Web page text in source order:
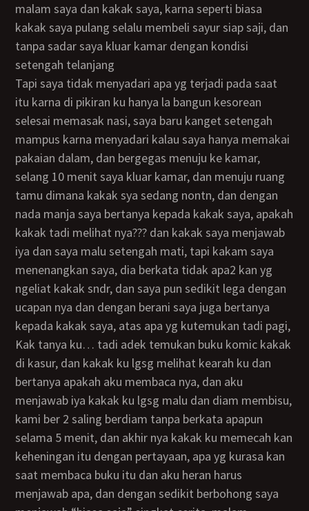
malam saya dan kakak saya, karna seperti biasa
kakak saya pulang selalu membeli sayur siap saji, dan
tanpa sadar saya kluar kamar dengan kondisi
setengah telanjang
tapi saya tidak menyadari apa yg terjadi pada saat
itu karna di pikiran ku hanya la bangun kesorean
selesai memasak nasi, saya baru kanget setengah
mampus karna menyadari kalau saya hanya memakai
pakaian dalam, dan bergegas menuju ke kamar,
selang 10 menit saya kluar kamar, dan menuju ruang
tamu dimana kakak sya sedang nontn, dan dengan
nada manja saya bertanya kepada kakak saya, apakah
kakak tadi melihat nya??? dan kakak saya menjawab
iya dan saya malu setengah mati, tapi kakam saya
menenangkan saya, dia berkata tidak apa2 kan yg
ngeliat kakak sndr, dan saya pun sedikit lega dengan
ucapan nya dan dengan berani saya juga bertanya
kepada kakak saya, atas apa yg kutemukan tadi pagi,
kak tanya ku… tadi adek temukan buku komic kakak
di kasur, dan kakak ku lgsg melihat kearah ku dan
bertanya apakah aku membaca nya, dan aku
menjawab iya kakak ku lgsg malu dan diam membisu,
kami ber 2 saling berdiam tanpa berkata apapun
selama 5 menit, dan akhir nya kakak ku memecah kan
keheningan itu dengan pertayaan, apa yg kurasa kan
saat membaca buku itu dan aku heran harus
menjawab apa, dan dengan sedikit berbohong saya